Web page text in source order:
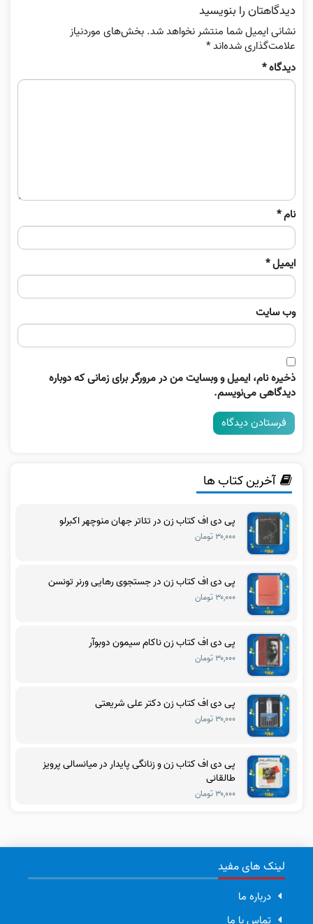
دیدگاهتان را بنویسید
نشانی ایمیل شما منتشر نخواهد شد. بخش‌های موردنیاز
علامت‌گذاری شده‌اند*
دیدگاه*
نام*
ایمیل*
وب‌ سایت
ذخیره نام، ایمیل و وبسایت من در مرورگر برای زمانی که دوباره
دیدگاهی می‌نویسم.
آخرین کتاب ها
پی دی اف کتاب زن در تئاتر جهان منوچهر اکبرلو
۳۰,۰۰۰ تومان
پی دی اف کتاب زن در جستجوی رهایی ورنر تونسن
۳۰,۰۰۰ تومان
پی دی اف کتاب زن ناکام سیمون دوبوآر
۳۰,۰۰۰ تومان
پی دی اف کتاب زن دکتر علی شریعتی
۳۰,۰۰۰ تومان
پی دی اف کتاب زن و زنانگی پایدار در میانسالی پرویز
طالقانی
۳۰,۰۰۰ تومان
لینک های مفید
درباره ما
تماس با ما